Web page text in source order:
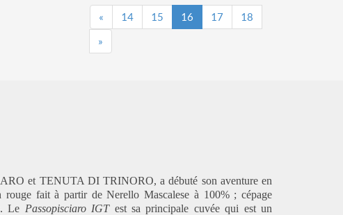
« 14 15 16 17 18
»
et TENUTA DI TRINORO, a débuté son aventure en
fait à partir de Nerello Mascalese à 100% ; cépage
Le Passopisciaro IGTest sa principale cuvée qui est un